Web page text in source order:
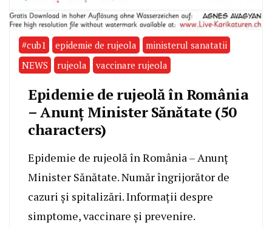
#cub1 epidemie de rujeola
ministerul sanatatii
NEWS
rujeola vaccinare rujeola
Epidemie de rujeolă în România
– Anunț Minister Sănătate (50
characters)
Epidemie de rujeolă în România – Anunț
Minister Sănătate. Număr îngrijorător de
cazuri și spitalizări. Informații despre
simptome, vaccinare și prevenire.